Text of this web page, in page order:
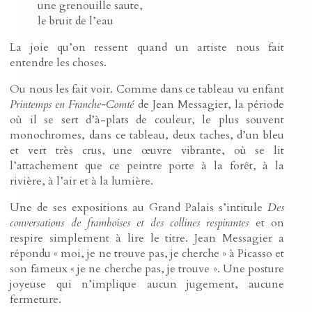
une grenouille saute,
le bruit de l’eau
La joie qu’on ressent quand un artiste nous fait
entendre les choses.
Ou nous les fait voir. Comme dans ce tableau vu enfant
Printemps en Franche-Comtéde Jean Messagier, la période
où il se sert d’à-plats de couleur, le plus souvent
monochromes, dans ce tableau, deux taches, d’un bleu
et vert très crus, une œuvre vibrante, où se lit
l’attachement que ce peintre porte à la forêt, à la
rivière, à l’air et à la lumière.
Une de ses expositions au Grand Palais s’intitule Des
conversations de framboises et des collines respirantes et on
respire simplement à lire le titre. Jean Messagier a
répondu « moi, je ne trouve pas, je cherche » à Picasso et
son fameux « je ne cherche pas, je trouve ». Une posture
joyeuse qui n’implique aucun jugement, aucune
fermeture.